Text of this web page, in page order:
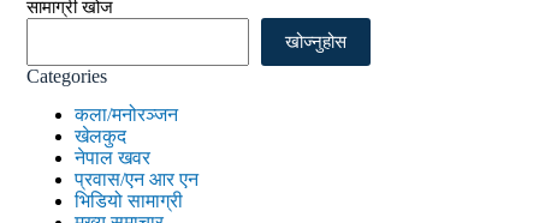
सामाग्री खोज
खोज्नुहोस
Categories
कला/मनोरञ्जन
खेलकुद
नेपाल खवर
प्रवास/एन आर एन
भिडियो सामाग्री